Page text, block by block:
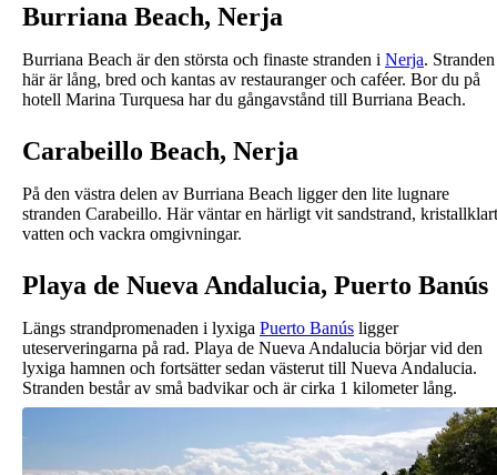
Burriana Beach, Nerja
Burriana Beach är den största och finaste stranden i Nerja. Stranden
här är lång, bred och kantas av restauranger och caféer. Bor du på
hotell Marina Turquesa har du gångavstånd till Burriana Beach.
Carabeillo Beach, Nerja
På den västra delen av Burriana Beach ligger den lite lugnare
stranden Carabeillo. Här väntar en härligt vit sandstrand, kristallklart
vatten och vackra omgivningar.
Playa de Nueva Andalucia, Puerto Banús
Längs strandpromenaden i lyxiga Puerto Banús ligger
uteserveringarna på rad. Playa de Nueva Andalucia börjar vid den
lyxiga hamnen och fortsätter sedan västerut till Nueva Andalucia.
Stranden består av små badvikar och är cirka 1 kilometer lång.